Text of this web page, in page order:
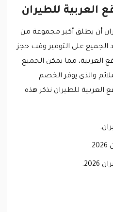
العربية للطيران
أن يطلق أكبر مجموعة من
الجميع على التوفير وقت حجز
العربية، مما يمكن الجميع
والذي يوفر الخصم
العربية للطيران نذكر هذه